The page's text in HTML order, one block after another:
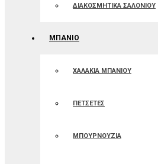
ΔΙΑΚΟΣΜΗΤΙΚΑ ΣΑΛΟΝΙΟΥ
ΜΠΑΝΙΟ
ΧΑΛΑΚΙΑ ΜΠΑΝΙΟΥ
ΠΕΤΣΕΤΕΣ
ΜΠΟΥΡΝΟΥΖΙΑ